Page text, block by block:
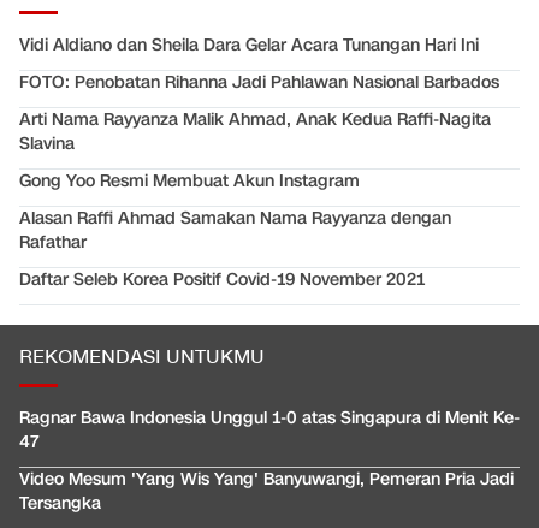
Vidi Aldiano dan Sheila Dara Gelar Acara Tunangan Hari Ini
FOTO: Penobatan Rihanna Jadi Pahlawan Nasional Barbados
Arti Nama Rayyanza Malik Ahmad, Anak Kedua Raffi-Nagita
Slavina
Gong Yoo Resmi Membuat Akun Instagram
Alasan Raffi Ahmad Samakan Nama Rayyanza dengan
Rafathar
Daftar Seleb Korea Positif Covid-19 November 2021
REKOMENDASI UNTUKMU
Ragnar Bawa Indonesia Unggul 1-0 atas Singapura di Menit Ke-
47
Video Mesum 'Yang Wis Yang' Banyuwangi, Pemeran Pria Jadi
Tersangka